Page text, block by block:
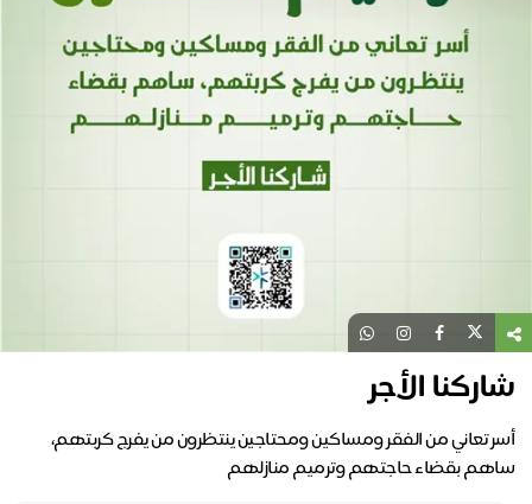
شاركنا الأجر
أسر تعاني من الفقر ومساكين ومحتاجين ينتظرون من يفرج كربتهم،
ساهم بقضاء حاجتهم وترميم منازلهم